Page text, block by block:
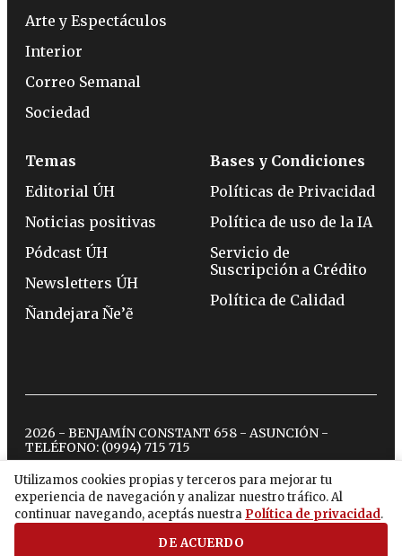
Utilizamos cookies propias y terceros para mejorar tu
experiencia de navegación y analizar nuestro tráfico. Al
continuar navegando, aceptás nuestra Política de privacidad.
DE ACUERDO
Arte y Espectáculos
Interior
Correo Semanal
Sociedad
Temas
Editorial ÚH
Noticias positivas
Pódcast ÚH
Newsletters ÚH
Ñandejara Ñe’ẽ
Bases y Condiciones
Políticas de Privacidad
Política de uso de la IA
Servicio de
Suscripción a Crédito
Política de Calidad
2026 - BENJAMÍN CONSTANT 658 - ASUNCIÓN -
TELÉFONO: (0994) 715 715
twitterinstagram
facebook
tiktokyoutubespotify